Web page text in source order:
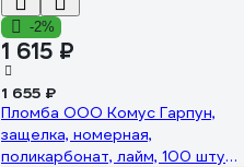
-2%
1 615 ₽
1 655 ₽
Пломба ООО Комус Гарпун,
защелка, номерная,
поликарбонат, лайм, 100 штук/